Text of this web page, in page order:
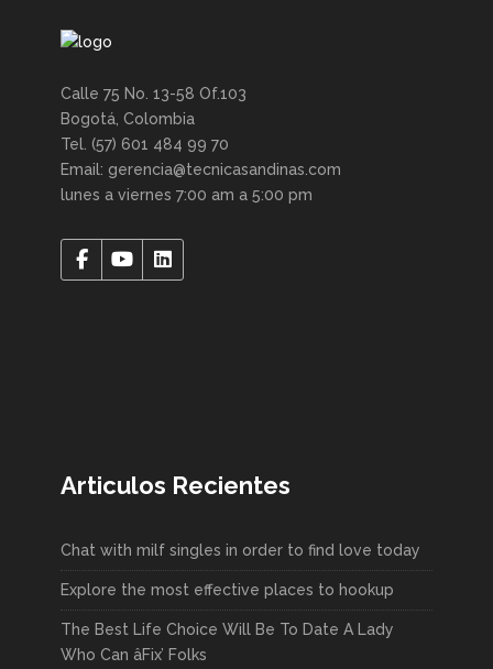
Calle 75 No. 13-58 Of.103
Bogotá, Colombia
Tel. (57) 601 484 99 70
Email: gerencia@tecnicasandinas.com
lunes a viernes 7:00 am a 5:00 pm
Articulos Recientes
Chat with milf singles in order to find love today
Explore the most effective places to hookup
The Best Life Choice Will Be To Date A Lady
Who Can âFix’ Folks